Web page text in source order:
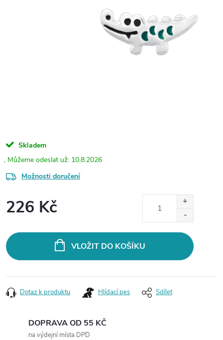
Skladem
10.8.2026
Možnosti doručení
226 Kč
VLOŽIT DO KOŠÍKU
Dotaz k produktu Hlídací pes Sdílet
DOPRAVA OD 55 KČ
na výdejní místa DPD